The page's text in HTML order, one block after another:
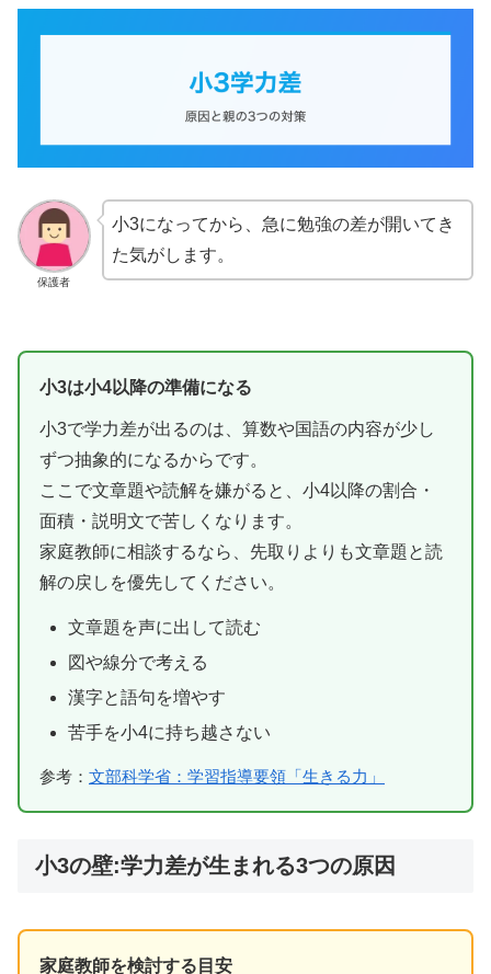
保護者
小3になってから、急に勉強の差が開いてき
た気がします。
小3は小4以降の準備になる
小3で学力差が出るのは、算数や国語の内容が少し
ずつ抽象的になるからです。
ここで文章題や読解を嫌がると、小4以降の割合・
面積・説明文で苦しくなります。
家庭教師に相談するなら、先取りよりも文章題と読
解の戻しを優先してください。
文章題を声に出して読む
図や線分で考える
漢字と語句を増やす
苦手を小4に持ち越さない
参考： 文部科学省：学習指導要領「生きる力」
小3の壁:学力差が生まれる3つの原因
家庭教師を検討する目安